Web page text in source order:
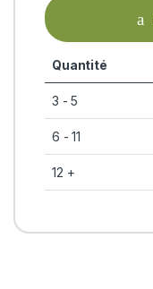
Quantité
3 - 5
6 - 11
12 +